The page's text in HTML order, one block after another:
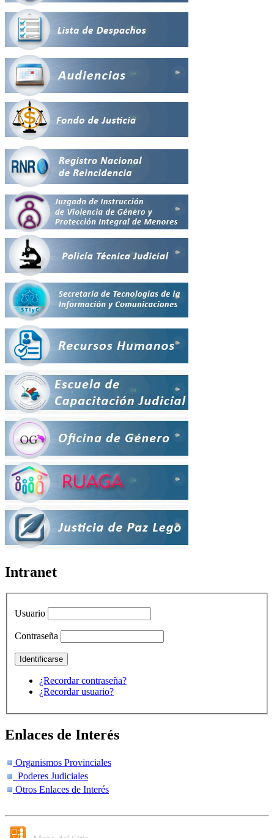
Intranet
Usuario
Contraseña
¿Recordar contraseña?
¿Recordar usuario?
Enlaces de Interés
Organismos Provinciales
Poderes Judiciales
Otros Enlaces de Interés